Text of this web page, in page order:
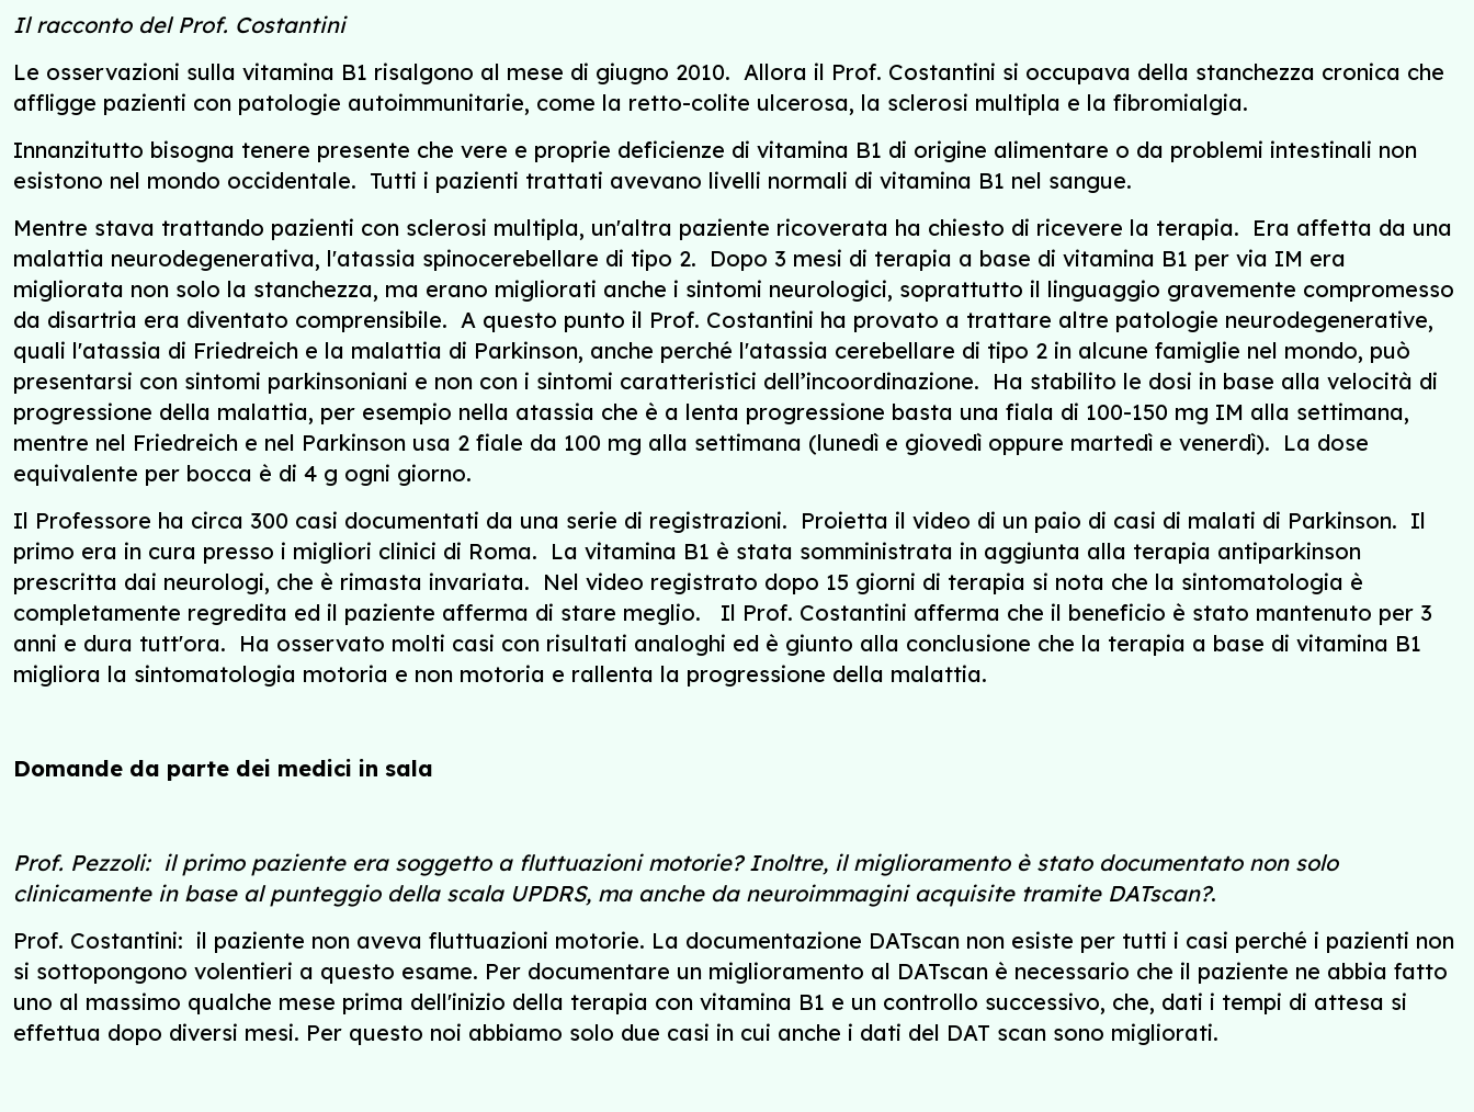
Il racconto del Prof. Costantini
Le osservazioni sulla vitamina B1 risalgono al mese di giugno 2010. Allora il Prof. Costantini si occupava della stanchezza cronica che
affligge pazienti con patologie autoimmunitarie, come la retto-colite ulcerosa, la sclerosi multipla e la fibromialgia.
Innanzitutto bisogna tenere presente che vere e proprie deficienze di vitamina B1 di origine alimentare o da problemi intestinali non
esistono nel mondo occidentale. Tutti i pazienti trattati avevano livelli normali di vitamina B1 nel sangue.
Mentre stava trattando pazienti con sclerosi multipla, un'altra paziente ricoverata ha chiesto di ricevere la terapia. Era affetta da una
malattia neurodegenerativa, l'atassia spinocerebellare di tipo 2. Dopo 3 mesi di terapia a base di vitamina B1 per via IM era
migliorata non solo la stanchezza, ma erano migliorati anche i sintomi neurologici, soprattutto il linguaggio gravemente compromesso
da disartria era diventato comprensibile. A questo punto il Prof. Costantini ha provato a trattare altre patologie neurodegenerative,
quali l'atassia di Friedreich e la malattia di Parkinson, anche perché l'atassia cerebellare di tipo 2 in alcune famiglie nel mondo, può
presentarsi con sintomi parkinsoniani e non con i sintomi caratteristici dell’incoordinazione. Ha stabilito le dosi in base alla velocità di
progressione della malattia, per esempio nella atassia che è a lenta progressione basta una fiala di 100-150 mg IM alla settimana,
mentre nel Friedreich e nel Parkinson usa 2 fiale da 100 mg alla settimana (lunedì e giovedì oppure martedì e venerdì). La dose
equivalente per bocca è di 4 g ogni giorno.
Il Professore ha circa 300 casi documentati da una serie di registrazioni. Proietta il video di un paio di casi di malati di Parkinson. Il
primo era in cura presso i migliori clinici di Roma. La vitamina B1 è stata somministrata in aggiunta alla terapia antiparkinson
prescritta dai neurologi, che è rimasta invariata. Nel video registrato dopo 15 giorni di terapia si nota che la sintomatologia è
completamente regredita ed il paziente afferma di stare meglio. Il Prof. Costantini afferma che il beneficio è stato mantenuto per 3
anni e dura tutt'ora. Ha osservato molti casi con risultati analoghi ed è giunto alla conclusione che la terapia a base di vitamina B1
migliora la sintomatologia motoria e non motoria e rallenta la progressione della malattia.
Domande da parte dei medici in sala
Prof. Pezzoli: il primo paziente era soggetto a fluttuazioni motorie? Inoltre, il miglioramento è stato documentato non solo
clinicamente in base al punteggio della scala UPDRS, ma anche da neuroimmagini acquisite tramite DATscan?.
Prof. Costantini: il paziente non aveva fluttuazioni motorie. La documentazione DATscan non esiste per tutti i casi perché i pazienti non
si sottopongono volentieri a questo esame. Per documentare un miglioramento al DATscan è necessario che il paziente ne abbia fatto
uno al massimo qualche mese prima dell'inizio della terapia con vitamina B1 e un controllo successivo, che, dati i tempi di attesa si
effettua dopo diversi mesi. Per questo noi abbiamo solo due casi in cui anche i dati del DAT scan sono migliorati.